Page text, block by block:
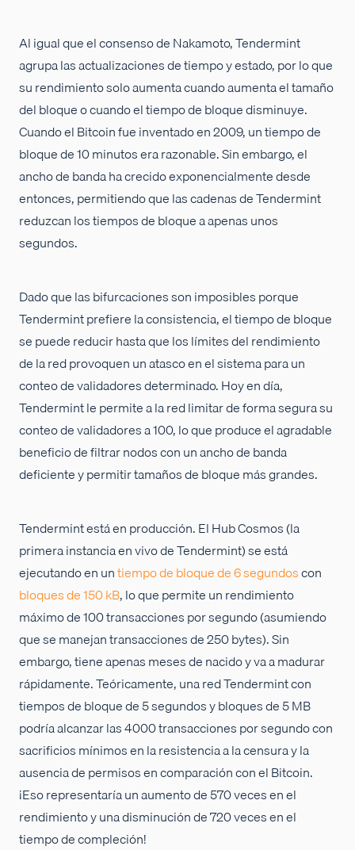
Al igual que el consenso de Nakamoto, Tendermint
agrupa las actualizaciones de tiempo y estado, por lo que
su rendimiento solo aumenta cuando aumenta el tamaño
del bloque o cuando el tiempo de bloque disminuye.
Cuando el Bitcoin fue inventado en 2009, un tiempo de
bloque de 10 minutos era razonable. Sin embargo, el
ancho de banda ha crecido exponencialmente desde
entonces, permitiendo que las cadenas de Tendermint
reduzcan los tiempos de bloque a apenas unos
segundos.
Dado que las bifurcaciones son imposibles porque
Tendermint prefiere la consistencia, el tiempo de bloque
se puede reducir hasta que los límites del rendimiento
de la red provoquen un atasco en el sistema para un
conteo de validadores determinado. Hoy en día,
Tendermint le permite a la red limitar de forma segura su
conteo de validadores a 100, lo que produce el agradable
beneficio de filtrar nodos con un ancho de banda
deficiente y permitir tamaños de bloque más grandes.
Tendermint está en producción. El Hub Cosmos (la
primera instancia en vivo de Tendermint) se está
ejecutando en untiempo de bloque de 6 segundoscon
bloques de 150 kB, lo que permite un rendimiento
máximo de 100 transacciones por segundo (asumiendo
que se manejan transacciones de 250 bytes). Sin
embargo, tiene apenas meses de nacido y va a madurar
rápidamente. Teóricamente, una red Tendermint con
tiempos de bloque de 5 segundos y bloques de 5 MB
podría alcanzar las 4000 transacciones por segundo con
sacrificios mínimos en la resistencia a la censura y la
ausencia de permisos en comparación con el Bitcoin.
¡Eso representaría un aumento de 570 veces en el
rendimiento y una disminución de 720 veces en el
tiempo de compleción!